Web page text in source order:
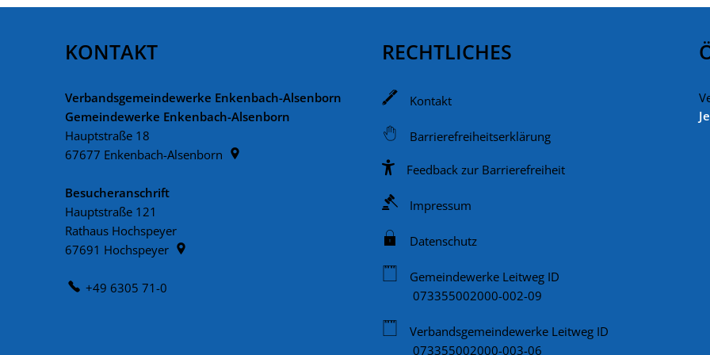
KONTAKT
Verbandsgemeindewerke Enkenbach-Alsenborn
Gemeindewerke Enkenbach-Alsenborn
Hauptstraße 18
67677 Enkenbach-Alsenborn
Besucheranschrift
Hauptstraße 121
Rathaus Hochspeyer
67691 Hochspeyer
+49 6305 71-0
RECHTLICHES
Kontakt
Barrierefreiheitserklärung
Feedback zur Barrierefreiheit
Impressum
Datenschutz
Gemeindewerke Leitweg ID
073355002000-002-09
Verbandsgemeindewerke Leitweg ID
073355002000-003-06